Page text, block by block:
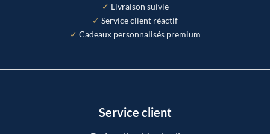
✓ Livraison suivie
✓ Service client réactif
✓ Cadeaux personnalisés premium
Service client